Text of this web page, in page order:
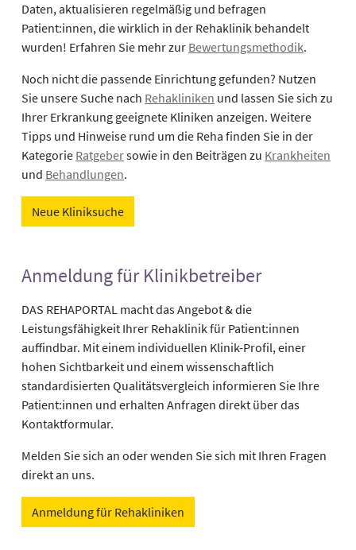
Daten, aktualisieren regelmäßig und befragen
Patient:innen, die wirklich in der Rehaklinik behandelt
wurden! Erfahren Sie mehr zur Bewertungsmethodik.
Noch nicht die passende Einrichtung gefunden? Nutzen
Sie unsere Suche nach Rehakliniken und lassen Sie sich zu
Ihrer Erkrankung geeignete Kliniken anzeigen. Weitere
Tipps und Hinweise rund um die Reha finden Sie in der
Kategorie Ratgebersowie in den Beiträgen zu Krankheiten
und Behandlungen.
Neue Kliniksuche
Anmeldung für Klinikbetreiber
DAS REHAPORTAL macht das Angebot & die
Leistungsfähigkeit Ihrer Rehaklinik für Patient:innen
auffindbar. Mit einem individuellen Klinik-Profil, einer
hohen Sichtbarkeit und einem wissenschaftlich
standardisierten Qualitätsvergleich informieren Sie Ihre
Patient:innen und erhalten Anfragen direkt über das
Kontaktformular.
Melden Sie sich an oder wenden Sie sich mit Ihren Fragen
direkt an uns.
Anmeldung für Rehakliniken